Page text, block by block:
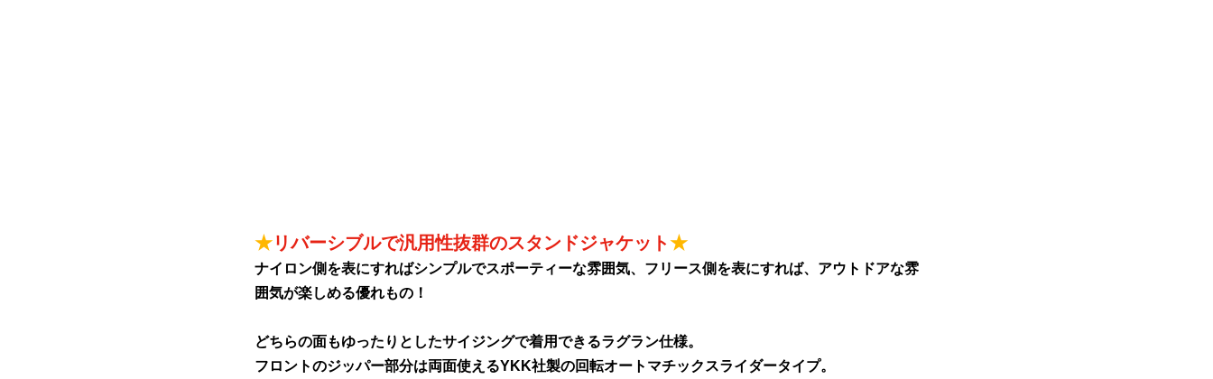
★リバーシブルで汎用性抜群のスタンドジャケット★
ナイロン側を表にすればシンプルでスポーティーな雰囲気、フリース側を表にすれば、アウトドアな雰
囲気が楽しめる優れもの！
どちらの面もゆったりとしたサイジングで着用できるラグラン仕様。
フロントのジッパー部分は両面使えるYKK社製の回転オートマチックスライダータイプ。